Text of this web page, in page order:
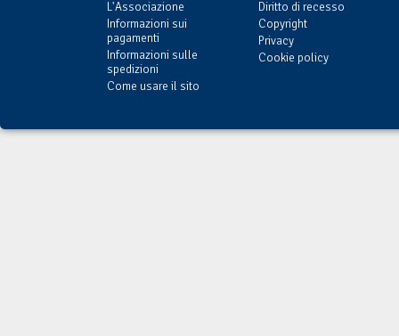
L'Associazione
Informazioni sui
pagamenti
Informazioni sulle
spedizioni
Come usare il sito
Diritto di recesso
Copyright
Privacy
Cookie policy